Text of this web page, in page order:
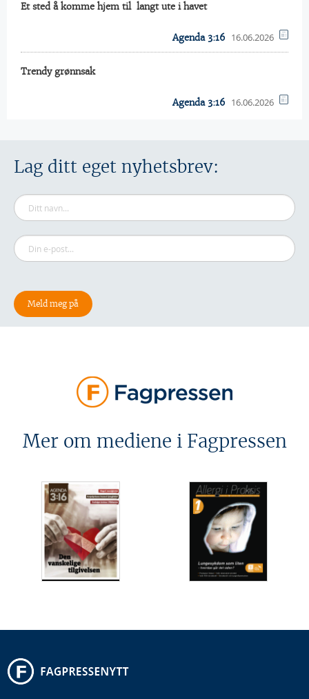
Et sted å komme hjem til  langt ute i havet
Agenda 3:16 16.06.2026
Trendy grønnsak
Agenda 3:16 16.06.2026
Lag ditt eget nyhetsbrev:
Mer om mediene i Fagpressen